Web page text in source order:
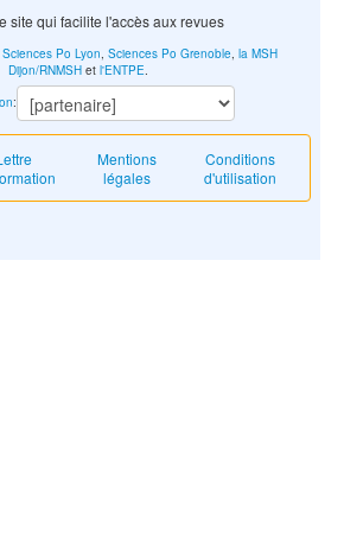
site qui facilite l'accès aux revues
Mentions
légales
Conditions
d'utilisation
Sciences Po Lyon, Sciences Po Grenoble, la MSH
Dijon/RNMSH et l'ENTPE.
: